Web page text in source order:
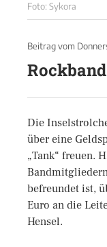
Foto: Sykora
Beitrag vom
Die
über eine
„Tank“ freuen.
befreundet ist,
Euro an die
Hensel.